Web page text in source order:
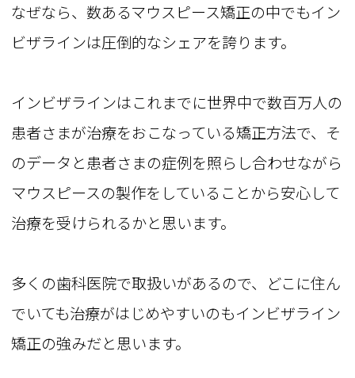
なぜなら、数あるマウスピース矯正の中でもイン
ビザラインは圧倒的なシェアを誇ります。
インビザラインはこれまでに世界中で数百万人の
患者さまが治療をおこなっている矯正方法で、そ
のデータと患者さまの症例を照らし合わせながら
マウスピースの製作をしていることから安心して
治療を受けられるかと思います。
多くの歯科医院で取扱いがあるので、どこに住ん
でいても治療がはじめやすいのもインビザライン
矯正の強みだと思います。